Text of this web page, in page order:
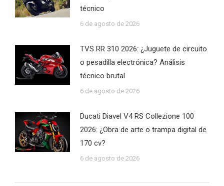
técnico
6 de agosto de 2026
TVS RR 310 2026: ¿Juguete de circuito
o pesadilla electrónica? Análisis
técnico brutal
6 de agosto de 2026
Ducati Diavel V4 RS Collezione 100
2026: ¿Obra de arte o trampa digital de
170 cv?
6 de agosto de 2026